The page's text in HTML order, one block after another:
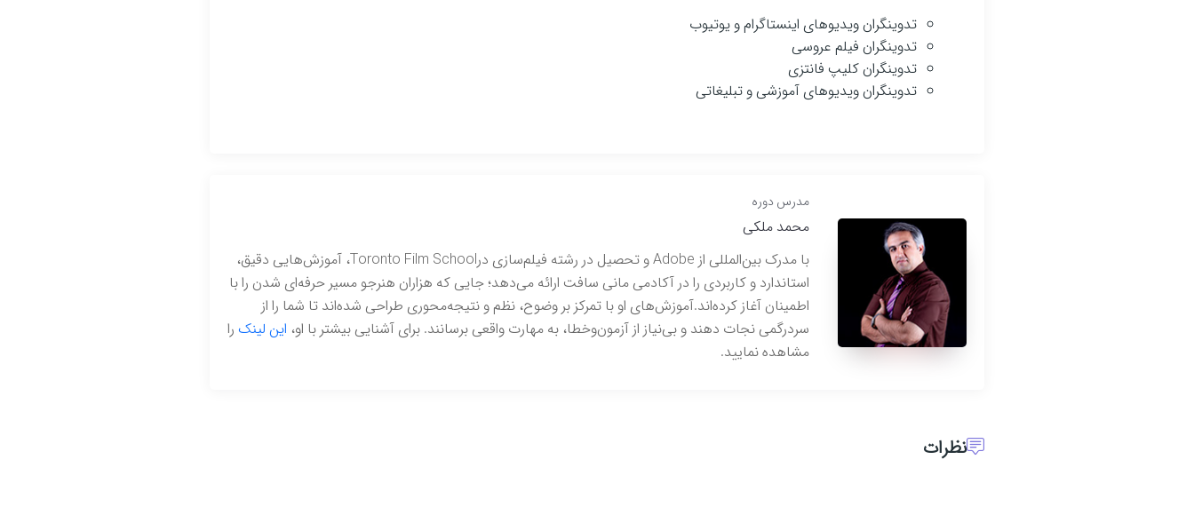
تدوینگران ویدیوهای اینستاگرام و یوتیوب
تدوینگران فیلم عروسی
تدوینگران کلیپ فانتزی
تدوینگران ویدیوهای آموزشی و تبلیغاتی
مدرس دوره
محمد ملکی
با مدرک بین‌المللی از Adobe و تحصیل در رشته فیلم‌سازی درToronto Film School، آموزش‌هایی دقیق،
استاندارد و کاربردی را در آکادمی مانی سافت ارائه می‌دهد؛ جایی که هزاران هنرجو مسیر حرفه‌ای شدن را با
اطمینان آغاز کرده‌اند.آموزش‌های او با تمرکز بر وضوح، نظم و نتیجه‌محوری طراحی شده‌اند تا شما را از
سردرگمی نجات دهند و بی‌نیاز از آزمون‌وخطا، به مهارت واقعی برسانند. برای آشنایی بیشتر با او، این لینک را
مشاهده نمایید.
نظرات